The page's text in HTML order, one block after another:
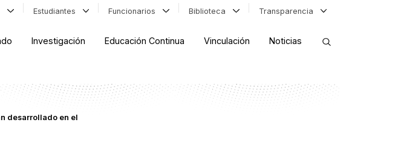
Estudiantes Funcionarios Biblioteca Transparencia
Investigación Educación Continua Vinculación Noticias
desarrollado en el